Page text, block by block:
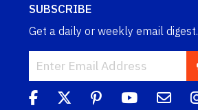
SUBSCRIBE
Get a daily or weekly email digest.